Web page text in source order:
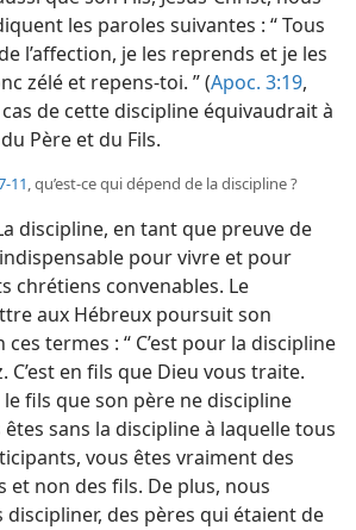
les paroles suivantes : “ Tous
l’affection, je les reprends et je les
zélé et repens-​toi. ” (Apoc. 3:19,
de cette discipline équivaudrait à
Père et du Fils.
11 , qu’est-​ce qui dépend de la discipline ?
discipline, en tant que preuve de
pour vivre et pour
chrétiens convenables. Le
aux Hébreux poursuit son
termes : “ C’est pour la discipline
C’est en fils que Dieu vous traite.
fils que son père ne discipline
êtes sans la discipline à laquelle tous
vous êtes vraiment des
et non des fils. De plus, nous
des pères qui étaient de